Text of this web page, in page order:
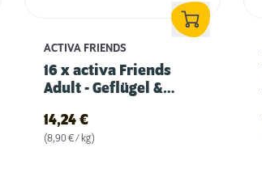
ACTIVA FRIENDS
16 x activa Friends
Adult - Geflügel &
14,24 €
(8,90 € / kg)